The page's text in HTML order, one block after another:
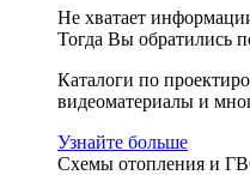
Не хватает
Тогда Вы обратились
Каталоги по
видеоматериалы и
Узнайте больше
Схемы отопления и